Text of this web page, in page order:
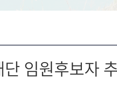
임원후보자